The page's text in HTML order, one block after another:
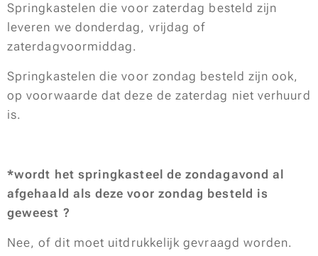
Springkastelen die voor zaterdag besteld zijn
leveren we donderdag, vrijdag of
zaterdagvoormiddag.
Springkastelen die voor zondag besteld zijn ook,
op voorwaarde dat deze de zaterdag niet verhuurd
is.
*wordt het springkasteel de zondagavond al
afgehaald als deze voor zondag besteld is
geweest ?
Nee, of dit moet uitdrukkelijk gevraagd worden.